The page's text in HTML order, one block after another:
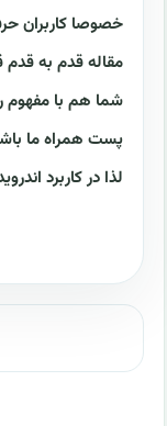
خصوصا کاربران
مقاله قدم به
شما هم با مفهوم
لذا در کاربرد